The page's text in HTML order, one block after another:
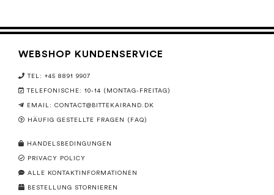
WEBSHOP KUNDENSERVICE
TEL: +45 8891 9907
TELEFONISCHE: 10-14 (MONTAG-FREITAG)
EMAIL: CONTACT@BITTEKAIRAND.DK
HÄUFIG GESTELLTE FRAGEN (FAQ)
HANDELSBEDINGUNGEN
PRIVACY POLICY
ALLE KONTAKTINFORMATIONEN
BESTELLUNG STORNIEREN